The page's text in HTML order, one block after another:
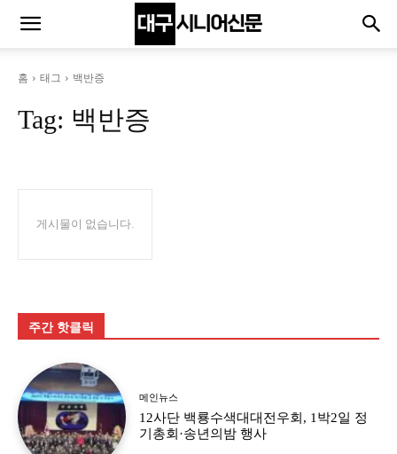
홈 태그 백반증
Tag: 백반증
게시물이 없습니다.
주간 핫클릭
메인뉴스
12사단 백룡수색대대전우회, 1박2일 정
기총회·송년의밤 행사